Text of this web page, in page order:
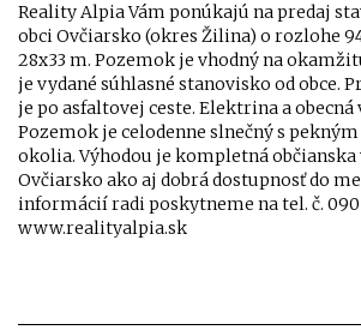
Reality Alpia Vám ponúkajú na predaj
obci Ovčiarsko (okres Žilina) o rozlohe
28x33 m. Pozemok je vhodný na
je vydané súhlasné stanovisko od obce.
je po asfaltovej ceste. Elektrina a obecná
Pozemok je celodenne slnečný s
okolia. Výhodou je kompletná občianska
Ovčiarsko ako aj dobrá dostupnosť do
informácií radi poskytneme na tel. č. 0905
www.realityalpia.sk